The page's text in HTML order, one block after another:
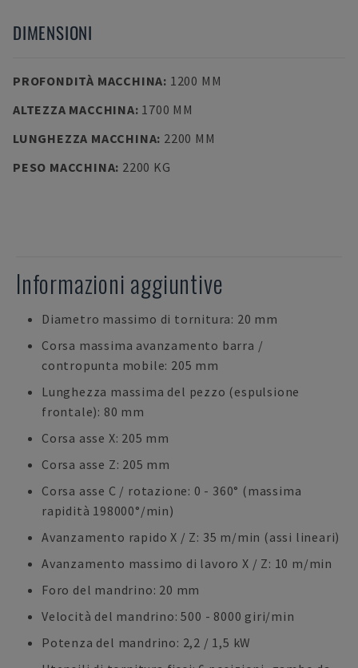
DIMENSIONI
PROFONDITÀ MACCHINA: 1200 MM
ALTEZZA MACCHINA: 1700 MM
LUNGHEZZA MACCHINA: 2200 MM
PESO MACCHINA: 2200 KG
Informazioni aggiuntive
Diametro massimo di tornitura: 20 mm
Corsa massima avanzamento barra /
contropunta mobile: 205 mm
Lunghezza massima del pezzo (espulsione
frontale): 80 mm
Corsa asse X: 205 mm
Corsa asse Z: 205 mm
Corsa asse C / rotazione: 0 - 360° (massima
rapidità 198000°/min)
Avanzamento rapido X / Z: 35 m/min (assi lineari)
Avanzamento massimo di lavoro X / Z: 10 m/min
Foro del mandrino: 20 mm
Velocità del mandrino: 500 - 8000 giri/min
Potenza del mandrino: 2,2 / 1,5 kW